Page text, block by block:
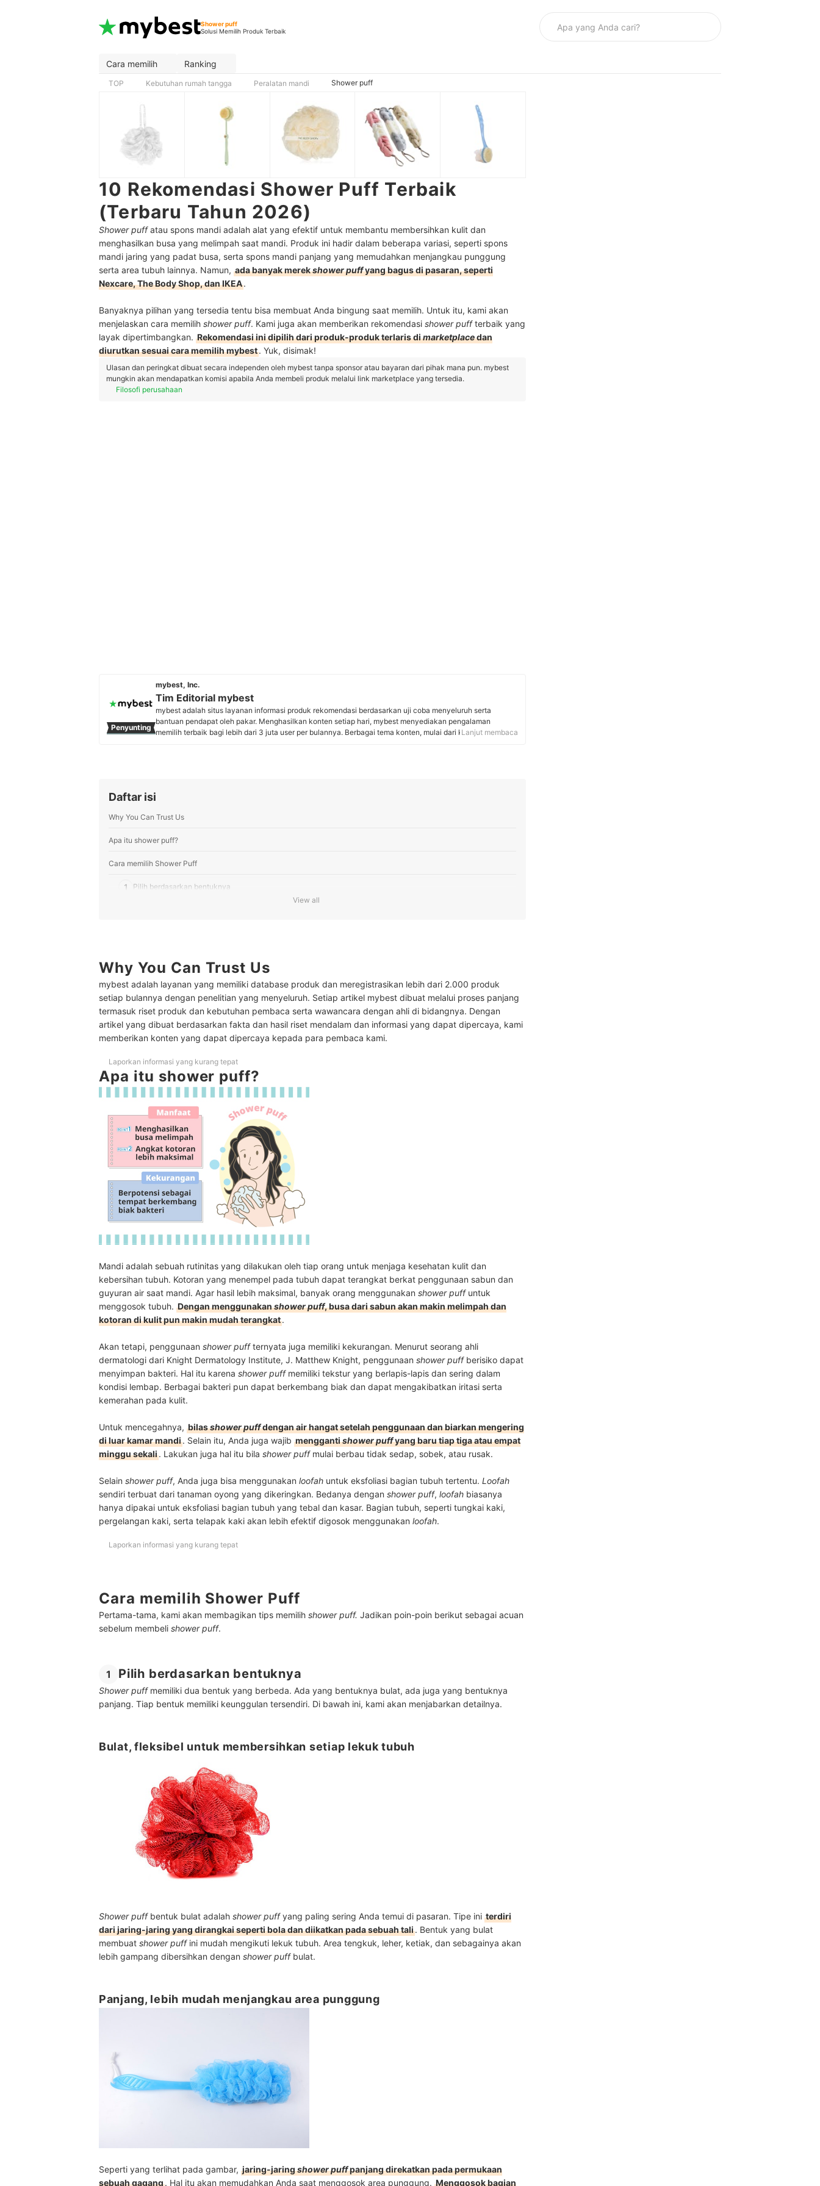
Shower puff
Solusi Memilih Produk Terbaik
Cara memilih Ranking
TOP Kebutuhan rumah tangga Peralatan mandi Shower puff
10 Rekomendasi Shower Puff Terbaik
(Terbaru Tahun 2026)
Shower puffatau spons mandi adalah alat yang efektif untuk membantu membersihkan kulit dan
menghasilkan busa yang melimpah saat mandi. Produk ini hadir dalam beberapa variasi, seperti spons
mandi jaring yang padat busa, serta spons mandi panjang yang memudahkan menjangkau punggung
serta area tubuh lainnya. Namun, ada banyak merekshower puffyang bagus di pasaran, seperti
Nexcare, The Body Shop, dan IKEA.
Banyaknya pilihan yang tersedia tentu bisa membuat Anda bingung saat memilih. Untuk itu, kami akan
menjelaskan cara memilih shower puff. Kami juga akan memberikan rekomendasi shower puffterbaik yang
layak dipertimbangkan. Rekomendasi ini dipilih dari produk-produk terlaris dimarketplacedan
diurutkan sesuai cara memilih mybest. Yuk, disimak!
Ulasan dan peringkat dibuat secara independen oleh mybest tanpa sponsor atau bayaran dari pihak mana pun. mybest
mungkin akan mendapatkan komisi apabila Anda membeli produk melalui link marketplace yang tersedia.
Filosofi perusahaan
Penyunting
mybest, Inc.
Tim Editorial mybest
mybest adalah situs layanan informasi produk rekomendasi berdasarkan uji coba menyeluruh serta
bantuan pendapat oleh pakar. Menghasilkan konten setiap hari, mybest menyediakan pengalaman
memilih terbaik bagi lebih dari 3 juta user per bulannya. Berbagai tema konten, mulai dari kosmetik,
Lanjut membaca
Daftar isi
Why You Can Trust Us
Apa itu shower puff?
Cara memilih Shower Puff
1 Pilih berdasarkan bentuknya
Perhatikan ukurannya
Peringkat Shower Puff Terbaik
Cara merawat shower puff
Baca juga rekomendasi produk peralatan mandi lainnya di sini
View all
Why You Can Trust Us
mybest adalah layanan yang memiliki database produk dan meregistrasikan lebih dari 2.000 produk
setiap bulannya dengan penelitian yang menyeluruh. Setiap artikel mybest dibuat melalui proses panjang
termasuk riset produk dan kebutuhan pembaca serta wawancara dengan ahli di bidangnya. Dengan
artikel yang dibuat berdasarkan fakta dan hasil riset mendalam dan informasi yang dapat dipercaya, kami
memberikan konten yang dapat dipercaya kepada para pembaca kami.
Laporkan informasi yang kurang tepat
Apa itu shower puff?
Mandi adalah sebuah rutinitas yang dilakukan oleh tiap orang untuk menjaga kesehatan kulit dan
kebersihan tubuh. Kotoran yang menempel pada tubuh dapat terangkat berkat penggunaan sabun dan
guyuran air saat mandi. Agar hasil lebih maksimal, banyak orang menggunakan shower puff untuk
menggosok tubuh. Dengan menggunakanshower puff, busa dari sabun akan makin melimpah dan
kotoran di kulit pun makin mudah terangkat.
Akan tetapi, penggunaan shower puffternyata juga memiliki kekurangan. Menurut seorang ahli
dermatologi dari Knight Dermatology Institute, J. Matthew Knight, penggunaan shower puffberisiko dapat
menyimpan bakteri. Hal itu karena shower puffmemiliki tekstur yang berlapis-lapis dan sering dalam
kondisi lembap. Berbagai bakteri pun dapat berkembang biak dan dapat mengakibatkan iritasi serta
kemerahan pada kulit.
Untuk mencegahnya, bilasshower puffdengan air hangat setelah penggunaan dan biarkan mengering
di luar kamar mandi. Selain itu, Anda juga wajib menggantishower puffyang baru tiap tiga atau empat
minggu sekali. Lakukan juga hal itu bila shower puffmulai berbau tidak sedap, sobek, atau rusak.
Selain shower puff, Anda juga bisa menggunakan loofah untuk eksfoliasi bagian tubuh tertentu. Loofah
sendiri terbuat dari tanaman oyong yang dikeringkan. Bedanya dengan shower puff, loofah biasanya
hanya dipakai untuk eksfoliasi bagian tubuh yang tebal dan kasar. Bagian tubuh, seperti tungkai kaki,
pergelangan kaki, serta telapak kaki akan lebih efektif digosok menggunakan loofah.
Laporkan informasi yang kurang tepat
Cara memilih Shower Puff
Pertama-tama, kami akan membagikan tips memilih shower puff. Jadikan poin-poin berikut sebagai acuan
sebelum membeli shower puff.
1 Pilih berdasarkan bentuknya
Shower puffmemiliki dua bentuk yang berbeda. Ada yang bentuknya bulat, ada juga yang bentuknya
panjang. Tiap bentuk memiliki keunggulan tersendiri. Di bawah ini, kami akan menjabarkan detailnya.
Bulat, fleksibel untuk membersihkan setiap lekuk tubuh
Shower puff bentuk bulat adalah shower puffyang paling sering Anda temui di pasaran. Tipe ini terdiri
dari jaring-jaring yang dirangkai seperti bola dan diikatkan pada sebuah tali. Bentuk yang bulat
membuat shower puff ini mudah mengikuti lekuk tubuh. Area tengkuk, leher, ketiak, dan sebagainya akan
lebih gampang dibersihkan dengan shower puffbulat.
Panjang, lebih mudah menjangkau area punggung
Seperti yang terlihat pada gambar, jaring-jaringshower puffpanjang direkatkan pada permukaan
sebuah gagang. Hal itu akan memudahkan Anda saat menggosok area punggung. Menggosok bagian